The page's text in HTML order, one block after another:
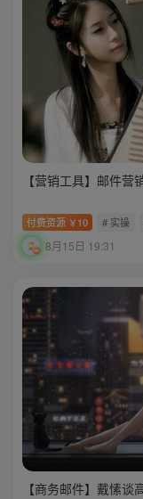
【营销工具】邮件营
付费资源 ￥ 10 # 实操
8月15日 19:31
【商务邮件】戴愫